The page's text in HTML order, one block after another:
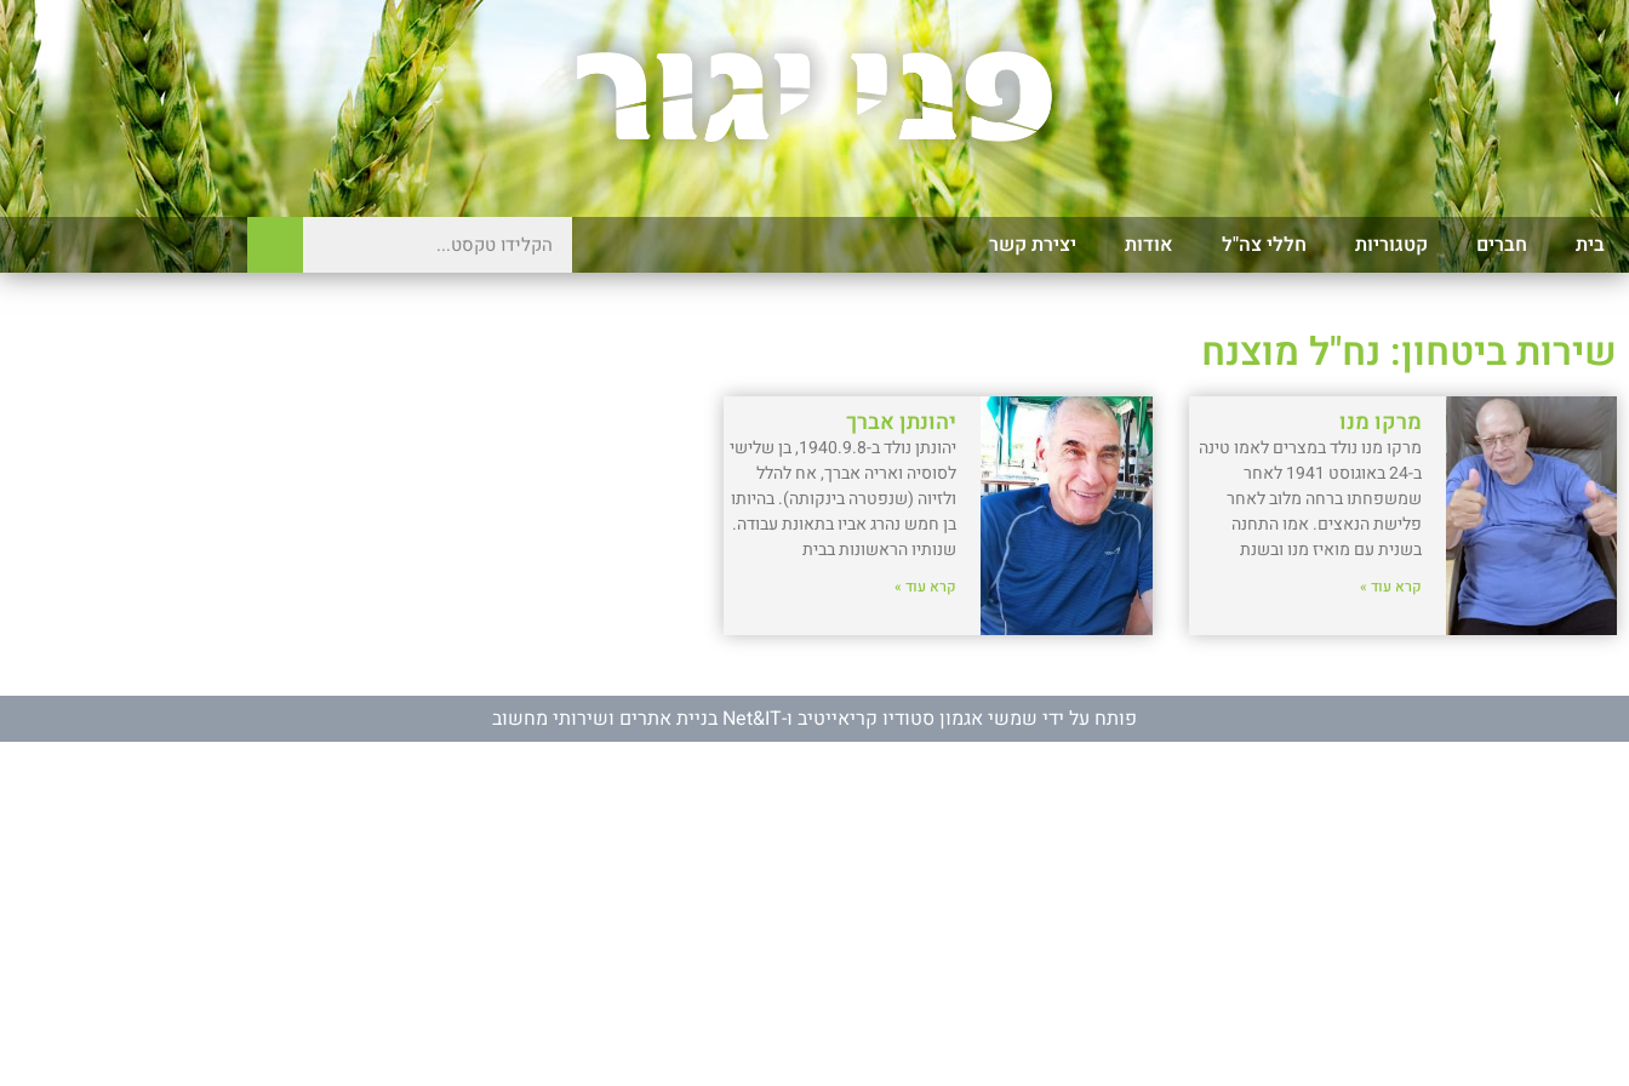
בית חברים קטגוריות חללי צה"ל אודות יצירת קשר
שירות ביטחון: נח"ל מוצנח
מרקו מנו
מרקו מנו נולד במצרים לאמו טינה
ב-24 באוגוסט 1941 לאחר
שמשפחתו ברחה מלוב לאחר
פלישת הנאצים. אמו התחנה
בשנית עם מואיז מנו ובשנת
קרא עוד »
יהונתן אברך
יהונתן נולד ב-1940.9.8, בן שלישי
לסוסיה ואריה אברך, אח להלל
ולזיוה (שנפטרה בינקותה). בהיותו
בן חמש נהרג אביו בתאונת עבודה.
שנותיו הראשונות בבית
קרא עוד »
פותח על ידי שמשי אגמון סטודיו קריאייטיב ו-Net&IT בניית אתרים ושירותי מחשוב